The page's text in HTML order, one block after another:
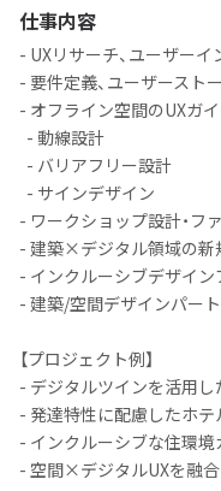
仕事内容
- UXリサーチ、ユーザー
- 要件定義、ユーザースト
- オフライン空間のUXガ
- 動線設計
- バリアフリー設計
- サインデザイン
- ワークショップ設計・フ
- 建築×デジタル領域の新
- インクルーシブデザイ
- 建築/空間デザインパー
【プロジェクト例】
- デジタルツインを活用
- 発達特性に配慮したホ
- インクルーシブな住環
- 空間×デジタルUXを融